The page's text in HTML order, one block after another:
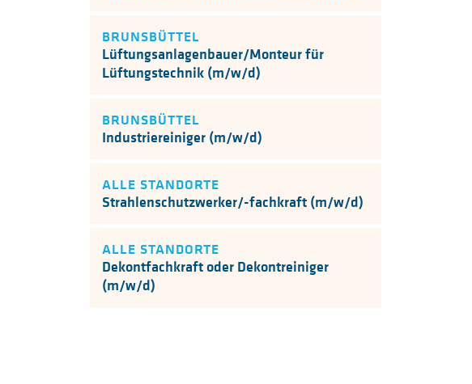
BRUNSBÜTTEL
Lüftungsanlagenbauer/Monteur für
Lüftungstechnik (m/w/d)
BRUNSBÜTTEL
Industriereiniger (m/w/d)
ALLE STANDORTE
Strahlenschutzwerker/-fachkraft (m/w/d)
ALLE STANDORTE
Dekontfachkraft oder Dekontreiniger
(m/w/d)